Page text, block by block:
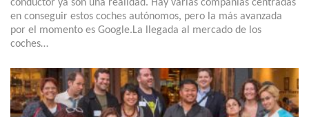
conductor ya son una realidad. Hay varias compañías centradas
en conseguir estos coches autónomos, pero la más avanzada
por el momento es Google.La llegada al mercado de los
coches…